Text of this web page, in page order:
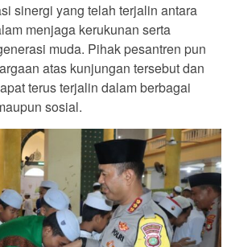
sinergi yang telah terjalin antara
menjaga kerukunan serta
muda. Pihak pesantren pun
atas kunjungan tersebut dan
terus terjalin dalam berbagai
sosial.